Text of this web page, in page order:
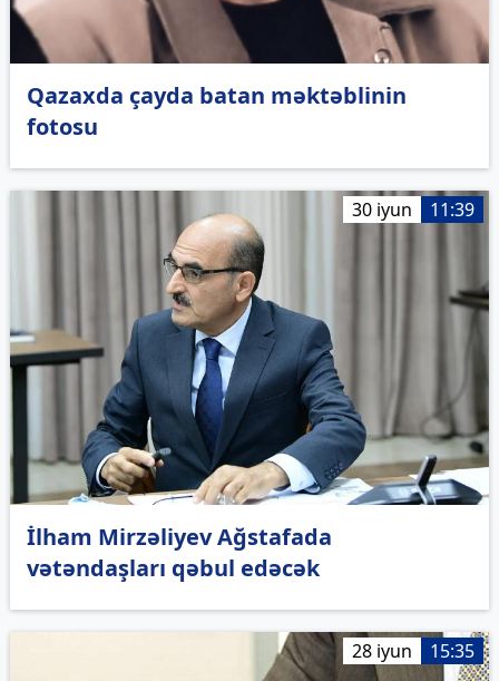
Qazaxda çayda batan məktəblinin
fotosu
30 iyun 11:39
İlham Mirzəliyev Ağstafada
vətəndaşları qəbul edəcək
28 iyun 15:35